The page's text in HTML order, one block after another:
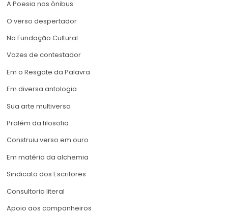
A Poesia nos ônibus
O verso despertador
Na Fundação Cultural
Vozes de contestador
Em o Resgate da Palavra
Em diversa antologia
Sua arte multiversa
Pralém da filosofia
Construiu verso em ouro
Em matéria da alchemia
Sindicato dos Escritores
Consultoria literal
Apoio aos companheiros